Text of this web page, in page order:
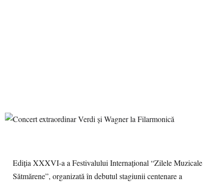
Ediţia XXXVI-a a Festivalului Internaţional “Zilele Muzicale
Sătmărene”, organizată în debutul stagiunii centenare a